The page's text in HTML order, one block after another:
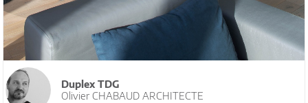
Duplex TDG
Olivier CHABAUD ARCHITECTE